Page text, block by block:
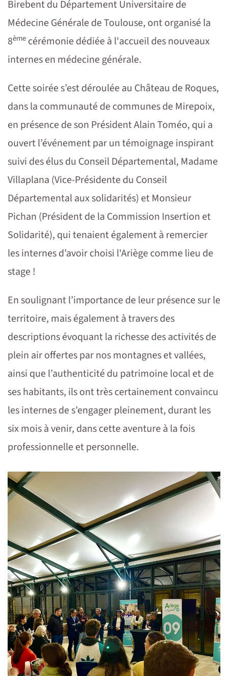
Birebent du Département Universitaire de
Médecine Générale de Toulouse, ont organisé la
8ème cérémonie dédiée à l'accueil des nouveaux
internes en médecine générale.
Cette soirée s’est déroulée au Château de Roques,
dans la communauté de communes de Mirepoix,
en présence de son Président Alain Toméo, qui a
ouvert l’événement par un témoignage inspirant
suivi des élus du Conseil Départemental, Madame
Villaplana (Vice-Présidente du Conseil
Départemental aux solidarités) et Monsieur
Pichan (Président de la Commission Insertion et
Solidarité), qui tenaient également à remercier
les internes d’avoir choisi l'Ariège comme lieu de
stage !
En soulignant l’importance de leur présence sur le
territoire, mais également à travers des
descriptions évoquant la richesse des activités de
plein air offertes par nos montagnes et vallées,
ainsi que l’authenticité du patrimoine local et de
ses habitants, ils ont très certainement convaincu
les internes de s’engager pleinement, durant les
six mois à venir, dans cette aventure à la fois
professionnelle et personnelle.